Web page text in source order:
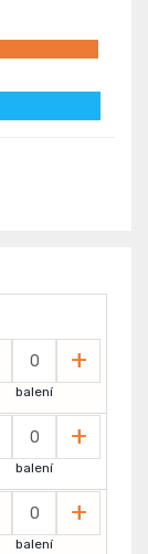
+
balení
+
balení
+
balení